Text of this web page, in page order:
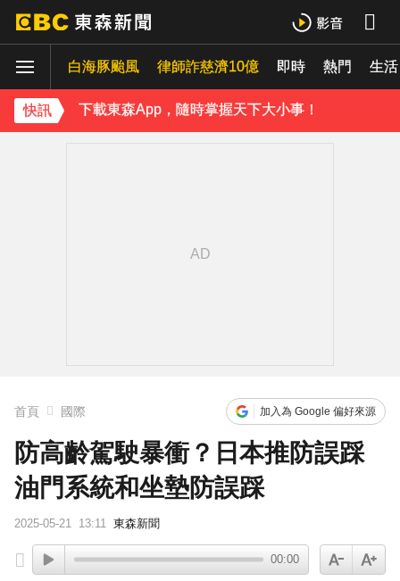
白海豚颱風 律師詐慈濟10億 即時 熱門 生活
快訊
下載東森App，隨時掌握天下大小事！
首頁 國際 加入為 Google 偏好來源
防高齡駕駛暴衝？日本推防誤踩
油門系統和坐墊防誤踩
2025-05-21 13:11 東森新聞
00:00